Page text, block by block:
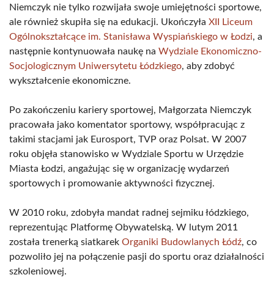
Niemczyk nie tylko rozwijała swoje umiejętności sportowe,
ale również skupiła się na edukacji. Ukończyła XII Liceum
Ogólnokształcące im. Stanisława Wyspiańskiego w Łodzi, a
następnie kontynuowała naukę na Wydziale Ekonomiczno-
Socjologicznym Uniwersytetu Łódzkiego, aby zdobyć
wykształcenie ekonomiczne.
Po zakończeniu kariery sportowej, Małgorzata Niemczyk
pracowała jako komentator sportowy, współpracując z
takimi stacjami jak Eurosport, TVP oraz Polsat. W 2007
roku objęła stanowisko w Wydziale Sportu w Urzędzie
Miasta Łodzi, angażując się w organizację wydarzeń
sportowych i promowanie aktywności fizycznej.
W 2010 roku, zdobyła mandat radnej sejmiku łódzkiego,
reprezentując Platformę Obywatelską. W lutym 2011
została trenerką siatkarek Organiki Budowlanych Łódź, co
pozwoliło jej na połączenie pasji do sportu oraz działalności
szkoleniowej.